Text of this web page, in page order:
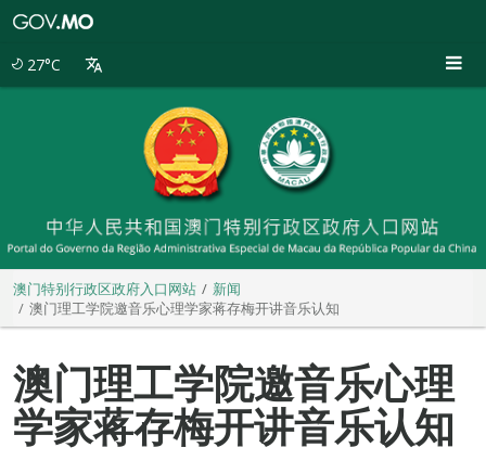
27°C
澳门特别行政区政府入口网站
新闻
澳门理工学院邀音乐心理学家蒋存梅开讲音乐认知
澳门理工学院邀音乐心理
学家蒋存梅开讲音乐认知